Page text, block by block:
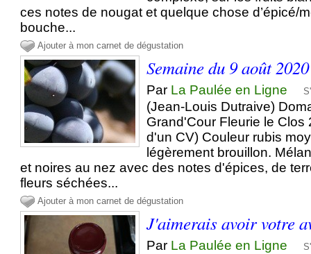
ces notes de nougat et quelque chose d’épicé/
bouche...
Ajouter à mon carnet de dégustation
Semaine du 9 août 2020
Par La Paulée en Ligne
(Jean-Louis Dutraive)
Grand'Cour Fleurie le Clos
d'un CV) Couleur rubis
légèrement brouillon.
et noires au nez avec des notes d'épices, de
fleurs séchées...
Ajouter à mon carnet de dégustation
J'aimerais avoir votre
Par La Paulée en Ligne